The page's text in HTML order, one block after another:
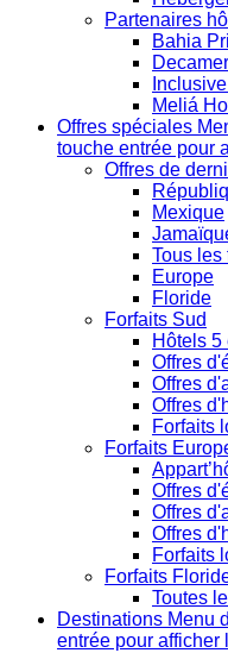
Partenaires
Bahia
Meliá
Offres spéciales
touche entrée pour
Offres de
Mexique
Tous les
Europe
Floride
Forfaits Sud
Hôtels 5
Offres
Offres
Offres
Forfaits
Forfaits
Offres
Offres
Offres
Forfaits
Forfaits
Toutes
Destinations Menu
entrée pour afficher